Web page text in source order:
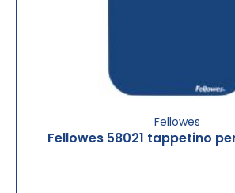
Fellowes
Fellowes 58021 tappetino